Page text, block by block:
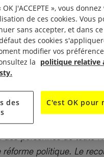
19, les autorités
Alger, la capitale, et dans
en dispersant de force
pacifiques, en rouant de
et en procédant à des
de la police face aux
courageux qui participent
personnes de toute
politique. Le
J'ACCEPTE », vous
de ces cookies. Vous
sans accepter, et dans ce
des cookies
modifier vos
la politique relative
des
C'est OK pour